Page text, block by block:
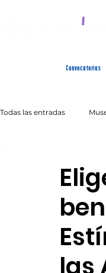
Convocatorias
Todas las entradas